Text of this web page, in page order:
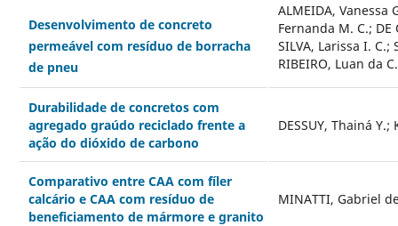
Desenvolvimento de concreto
permeável com resíduo de borracha
de pneu
ALMEIDA, Vanessa
Fernanda M. C.; DE
SILVA, Larissa I. C.;
RIBEIRO, Luan da C.
Durabilidade de concretos com
agregado graúdo reciclado frente a
ação do dióxido de carbono
DESSUY, Thainá Y.;
Comparativo entre CAA com fíler
calcário e CAA com resíduo de
beneficiamento de mármore e granito
MINATTI, Gabriel